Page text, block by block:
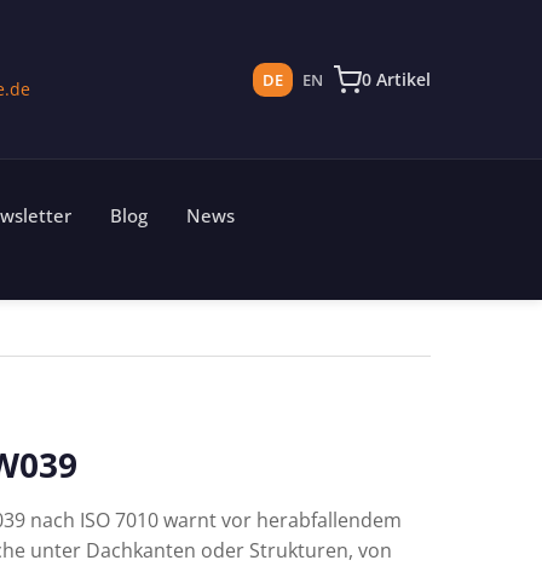
DE EN 0 Artikel
Blog News
nach ISO 7010 warnt vor herabfallendem
unter Dachkanten oder Strukturen, von